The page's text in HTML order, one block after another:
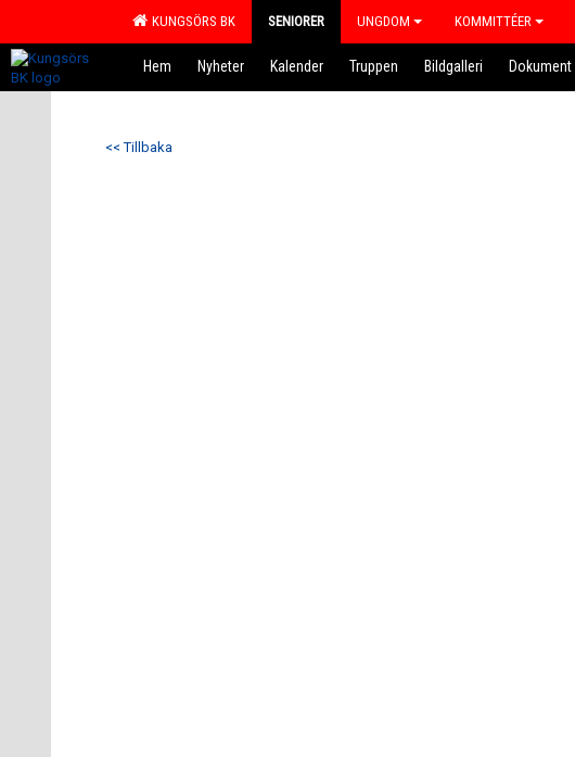
KUNGSÖRS BK SENIORER UNGDOM KOMMITTÉER
Hem Nyheter Kalender Truppen Bildgalleri Dokument
<< Tillbaka